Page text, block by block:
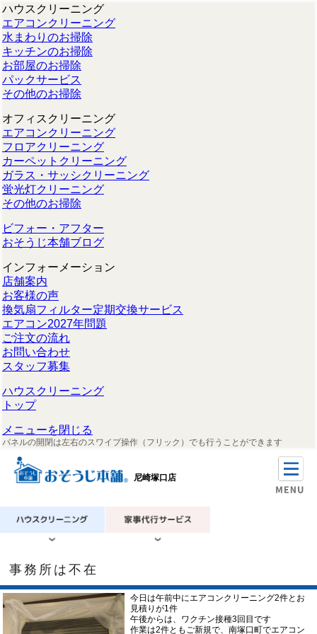
ハウスクリーニング
エアコンクリーニング
水まわりのお掃除
キッチンのお掃除
お部屋のお掃除
パックサービス
その他のお掃除
オフィスクリーニング
エアコンクリーニング
フロアクリーニング
カーペットクリーニング
ガラス・サッシクリーニング
蛍光灯クリーニング
その他のお掃除
ビフォー・アフター
おそうじ本舗ブログ
インフォーメーション
店舗案内
お客様の声
換気扇フィルター定期交換サービス
エアコン2027年問題
ご注文の流れ
お問い合わせ
スタッフ募集
ハウスクリーニング
トップ
メニューを閉じる
パネルの開閉は左右のスワイプ操作（フリック）でも行うことができます
尼崎塚口店
事務所は不在
今日は午前中にエアコンクリーニング2件とお
見積りが1件
午後からは、ワクチン接種3回目です
作業は2件ともご新規で、南塚口町でエアコン